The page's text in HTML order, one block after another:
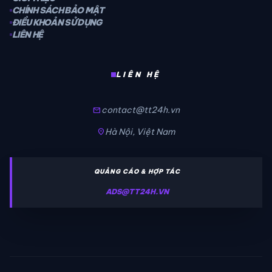
CHÍNH SÁCH BẢO MẬT
ĐIỀU KHOẢN SỬ DỤNG
LIÊN HỆ
LIÊN HỆ
mailcontact@tt24h.vn
location_onHà Nội, Việt Nam
QUẢNG CÁO & HỢP TÁC
ADS@TT24H.VN